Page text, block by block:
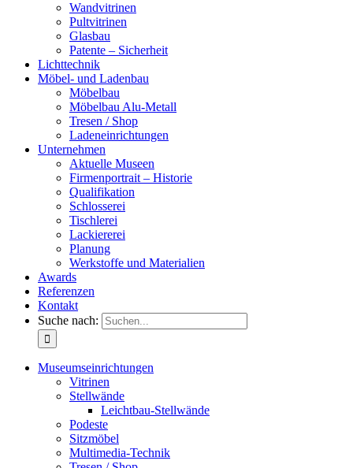
Wandvitrinen
Pultvitrinen
Glasbau
Patente – Sicherheit
Lichttechnik
Möbel- und Ladenbau
Möbelbau
Möbelbau Alu-Metall
Tresen / Shop
Ladeneinrichtungen
Unternehmen
Aktuelle Museen
Firmenportrait – Historie
Qualifikation
Schlosserei
Tischlerei
Lackiererei
Planung
Werkstoffe und Materialien
Awards
Referenzen
Kontakt
Suche nach:
Museumseinrichtungen
Vitrinen
Stellwände
Leichtbau-Stellwände
Podeste
Sitzmöbel
Multimedia-Technik